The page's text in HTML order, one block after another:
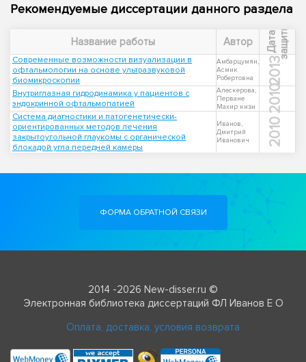
Рекомендуемые диссертации данного раздела
Название работы Автор Д
а
т
а
з
а
щ
и
т ы
Современные возможности визуализации в
офтальмологии на основе ультразвуковой
биомикроскопии
Амбарцумян,
Асмик
Робертовна
2013
Внутриглазная гидродинамика у пациентов с
эндокринной офтальмопатией
Алескерова,
Перване
Махир кизи
2010
Система диагностики и патогенетически-
ориентированных методов лечения
закрытоугольной глаукомы с органической
блокадой угла передней камеры
Иванов,
Дмитрий
Иванович
2010
ФОРМА ОБРАТНОЙ СВЯЗИ
2014 -2026 New-disser.ru ©
Электронная библиотека диссертаций ФЛ Иванов Е О
Оплата, доставка, условия возврата